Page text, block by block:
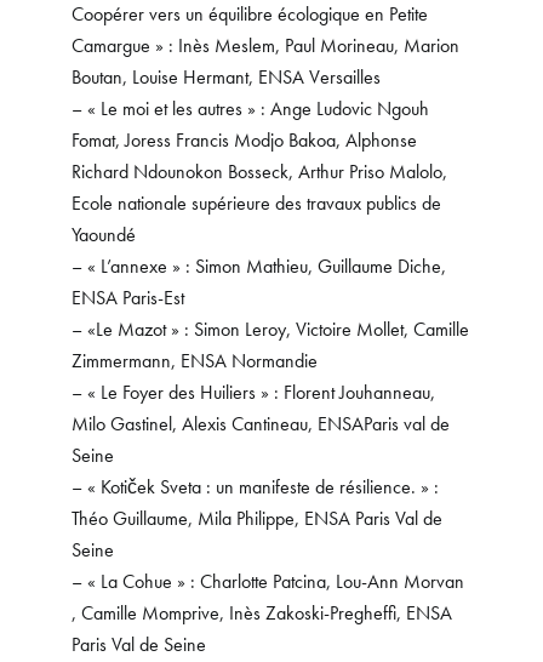
Coopérer vers un équilibre écologique en Petite
Camargue » : Inès Meslem, Paul Morineau, Marion
Boutan, Louise Hermant, ENSA Versailles
– « Le moi et les autres » : Ange Ludovic Ngouh
Fomat, Joress Francis Modjo Bakoa, Alphonse
Richard Ndounokon Bosseck, Arthur Priso Malolo,
Ecole nationale supérieure des travaux publics de
Yaoundé
– « L’annexe » : Simon Mathieu, Guillaume Diche,
ENSA Paris-Est
– «Le Mazot » : Simon Leroy, Victoire Mollet, Camille
Zimmermann, ENSA Normandie
– « Le Foyer des Huiliers » : Florent Jouhanneau,
Milo Gastinel, Alexis Cantineau, ENSAParis val de
Seine
– « Kotiček Sveta : un manifeste de résilience. » :
Théo Guillaume, Mila Philippe, ENSA Paris Val de
Seine
– « La Cohue » : Charlotte Patcina, Lou-Ann Morvan
, Camille Momprive, Inès Zakoski-Pregheffi, ENSA
Paris Val de Seine